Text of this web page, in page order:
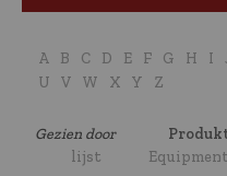
A B C D E F G H I
U
V W X Y Z
Gezien door
lijst
Equipment